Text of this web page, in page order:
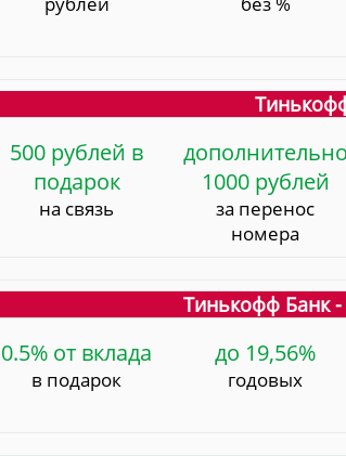
500 рублей в
подарок
на связь
дополнительно
1000 рублей
за перенос
номера
Тинькофф Банк
0.5% от вклада
в подарок
до 19,56%
годовых